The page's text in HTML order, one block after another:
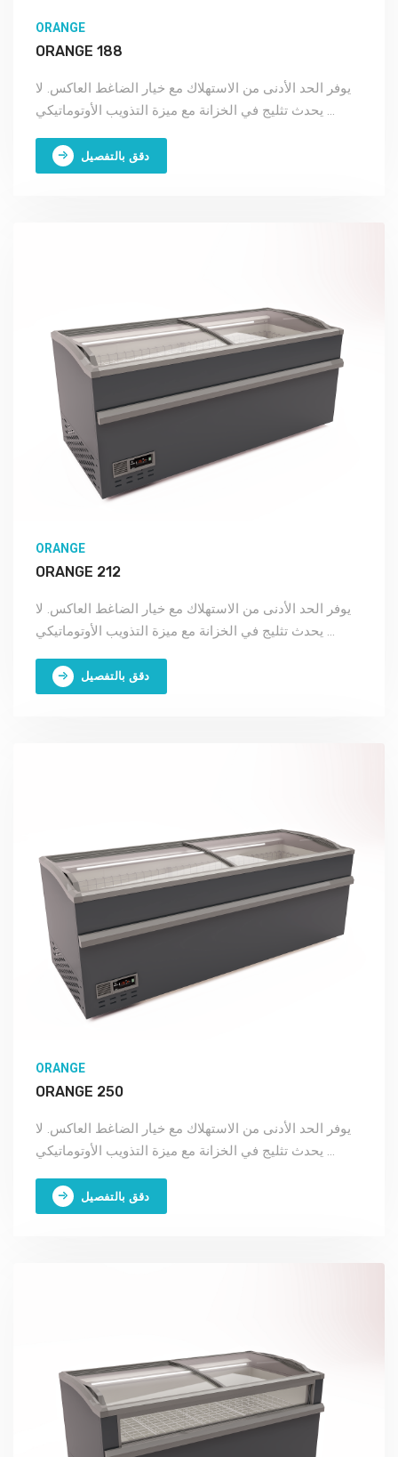
ORANGE
ORANGE 188
يوفر الحد الأدنى من الاستهلاك مع خيار الضاغط العاكس. لا
يحدث تثليج في الخزانة مع ميزة التذويب الأوتوماتيكي ...
دقق بالتفصيل
ORANGE
ORANGE 212
يوفر الحد الأدنى من الاستهلاك مع خيار الضاغط العاكس. لا
يحدث تثليج في الخزانة مع ميزة التذويب الأوتوماتيكي ...
دقق بالتفصيل
ORANGE
ORANGE 250
يوفر الحد الأدنى من الاستهلاك مع خيار الضاغط العاكس. لا
يحدث تثليج في الخزانة مع ميزة التذويب الأوتوماتيكي ...
دقق بالتفصيل